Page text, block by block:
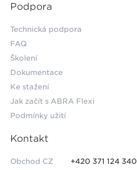
Podpora
Technická podpora
FAQ
Školení
Dokumentace
Ke stažení
Jak začít s ABRA Flexi
Podmínky užití
Kontakt
Obchod CZ +420 371 124 340